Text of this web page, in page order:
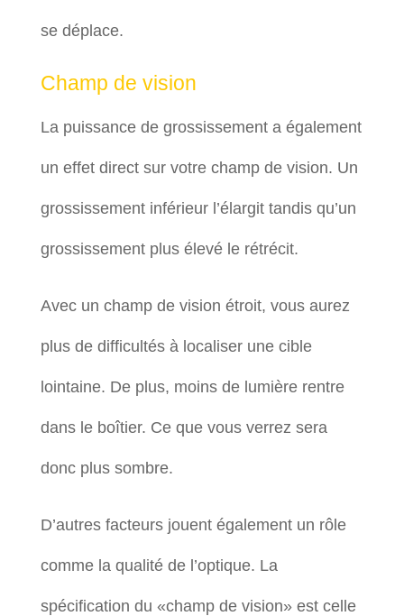
se déplace.
Champ de vision
La puissance de grossissement a également
un effet direct sur votre champ de vision. Un
grossissement inférieur l’élargit tandis qu’un
grossissement plus élevé le rétrécit.
Avec un champ de vision étroit, vous aurez
plus de difficultés à localiser une cible
lointaine. De plus, moins de lumière rentre
dans le boîtier. Ce que vous verrez sera
donc plus sombre.
D’autres facteurs jouent également un rôle
comme la qualité de l’optique. La
spécification du «champ de vision» est celle